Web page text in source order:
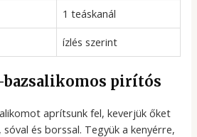
1 teáskanál
ízlés szerint
bazsalikomos pirítós
aprítsunk fel, keverjük őket
és borssal. Tegyük a kenyérre,